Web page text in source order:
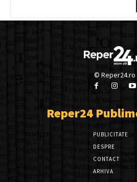
© Reper24.ro
Reper24
PUBLICITATE
DESPRE
CONTACT
ARHIVA